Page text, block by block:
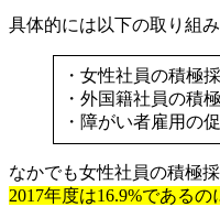
具体的には以下の取り組
・女性社員の積極
・外国籍社員の積
・障がい者雇用の
なかでも女性社員の積極
2017年度は16.9%である